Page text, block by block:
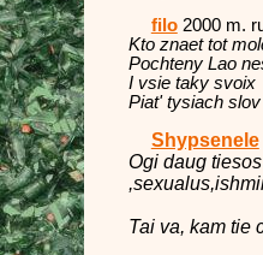
filo2000 m.
Kto znaet tot
Pochteny Lao
I vsie taky svoix
Piat' tysiach
Shypsenele
Ogi daug
Tai va, kam tie